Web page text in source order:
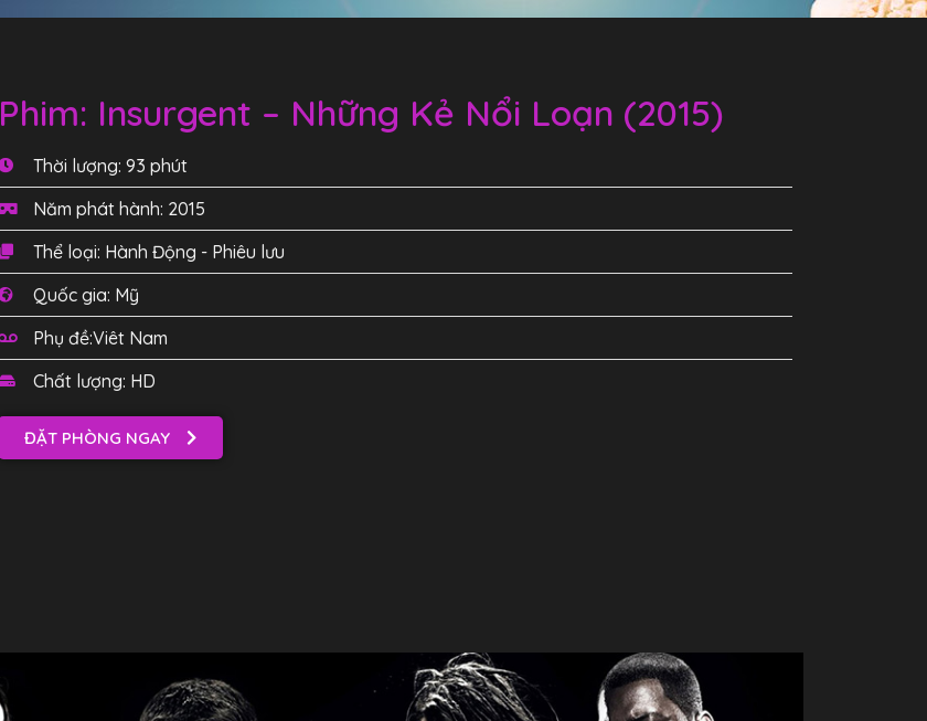
Phim: Insurgent – Những Kẻ Nổi Loạn (2015)
Thời lượng: 93 phút
Năm phát hành: 2015
Thể loại: Hành Động - Phiêu lưu
Quốc gia: Mỹ
Phụ đề:Viêt Nam
Chất lượng: HD
ĐẶT PHÒNG NGAY